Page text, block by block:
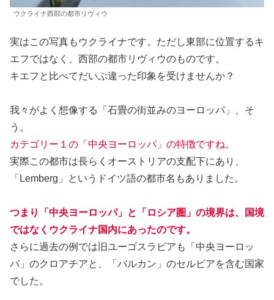
ウクライナ西部の都市リヴィウ
実はこの写真もウクライナです。ただし東部に位置するキ
エフではなく、西部の都市リヴィウのものです。
キエフと比べてだいぶ違った印象を受けませんか？
我々がよく想像する「石畳の街並みのヨーロッパ」、そ
う。
カテゴリー１の「中央ヨーロッパ」の特徴ですね。
実際この都市は長らくオーストリアの支配下にあり、
「Lemberg」というドイツ語の都市名もありました。
つまり「中央ヨーロッパ」と「ロシア圏」の境界は、国境
ではなくウクライナ国内にあったのです。
さらに過去の例では旧ユーゴスラビアも「中央ヨーロッ
パ」のクロアチアと、「バルカン」のセルビアを含む国家
でした。